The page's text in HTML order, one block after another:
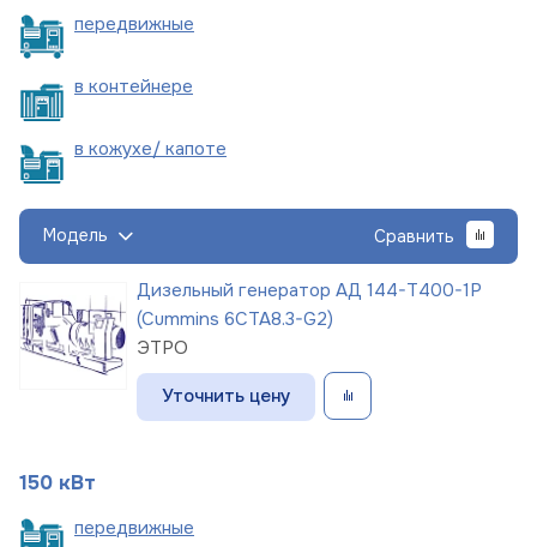
передвижные
в контейнере
в кожухе/ капоте
Модель Сравнить
Дизельный генератор АД 144-Т400-1Р
(Cummins 6CTA8.3-G2)
ЭТРО
Уточнить цену
150 кВт
передвижные